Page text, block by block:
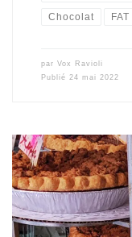
Chocolat FAT
par Vox Ravioli
Publié 24 mai 2022